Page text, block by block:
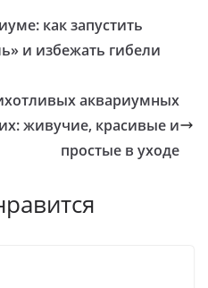
как запустить
и избежать гибели
аквариумных
живучие, красивые и
простые в уходе